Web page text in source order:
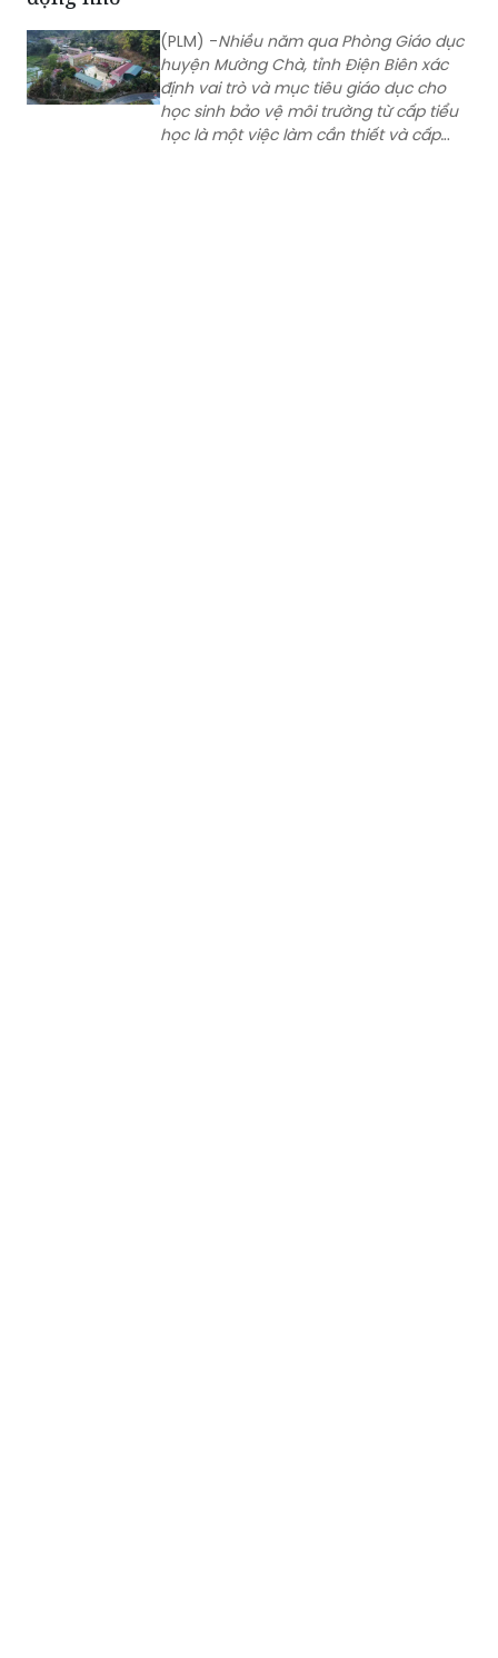
định vai trò và mục tiêu giáo dục cho
học sinh bảo vệ môi trường từ cấp tiểu
học là một việc làm cần thiết và cấp
bách. Qua hoạt động giáo dục, hầu
hết các học sinh đều thể hiện
tình yêu thiên nhiên, hình thành một số